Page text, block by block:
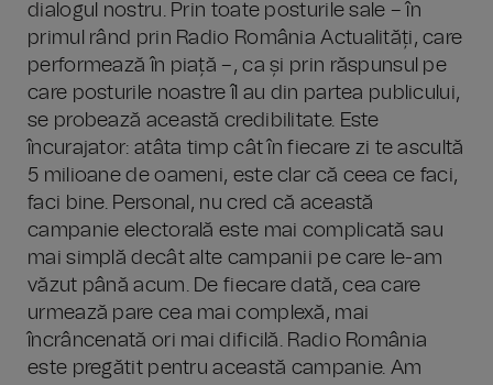
dialogul nostru. Prin toate posturile sale – în
primul rând prin Radio România Actualități, care
performează în piață –, ca și prin răspunsul pe
care posturile noastre îl au din partea publicului,
se probează această credibilitate. Este
încurajator: atâta timp cât în fiecare zi te ascultă
5 milioane de oameni, este clar că ceea ce faci,
faci bine. Personal, nu cred că această
campanie electorală este mai complicată sau
mai simplă decât alte campanii pe care le-am
văzut până acum. De fiecare dată, cea care
urmează pare cea mai complexă, mai
încrâncenată ori mai dificilă. Radio România
este pregătit pentru această campanie. Am